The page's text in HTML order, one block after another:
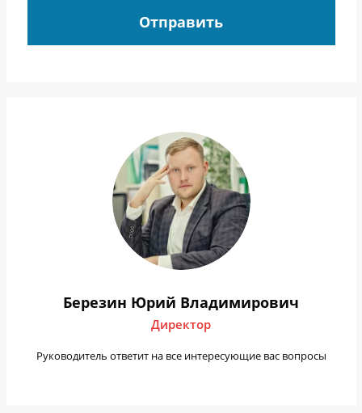
Отправить
Березин Юрий Владимирович
Директор
Руководитель ответит на все интересующие вас вопросы